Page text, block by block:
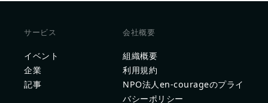
サービス
イベント
企業
記事
会社概要
組織概要
利用規約
NPO法人en-courageのプライ
バシーポリシー